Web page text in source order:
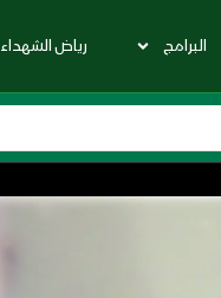
البرامج رياض الشهداء